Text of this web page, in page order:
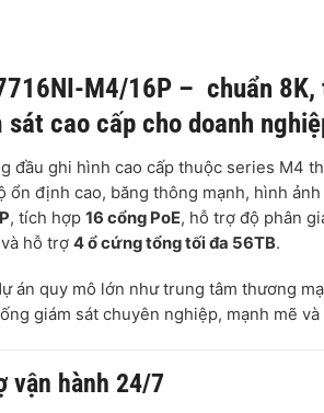
M4/16P – chuẩn
cao cấp cho doanh
đầu ghi hình cao cấp thuộc series M4
định cao, băng thông mạnh, hình
, tích hợp 16 cổng PoE, hỗ trợ độ phân
hỗ trợ 4 ổ cứng tổng tối đa 56TB.
án quy mô lớn như trung tâm thương
giám sát chuyên nghiệp, mạnh mẽ và
vận hành 24/7